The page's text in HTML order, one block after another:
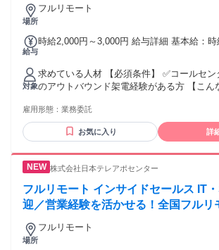
～5日安定して稼働したい ✅Slack・Zoomな
センター 経験を活かして長期的に 活躍し
場所
フルリモート
給与
時給2,000円～3,000円 給与詳細 基本給：
をもとに決定します！ ▼営業経験2年以上（営業実績を考慮）
時給2,000円～2,200円 ▼営業経験3年以上（リーダー・マネジ
メント経験歓迎） 時給2,200円～2,500円 ▼営業経験1年未満
時給1,500円～1,900円 ▼営業経験1～2年 時給1,900円～2,000
に、 選考時にスタート時給を決定します。
対象
求めている人材 【必須条件】 ✅コールセ
のアウトバウンド架電経験がある方 【こんな方にオススメ】
✅SalesforceなどCRMツールの使用経験があ
（保険・不動産・スクール等）での アウト
がある方も歓迎 【応募条件】 ✅ご自身のPCがありインターネ
雇用形態： 業務委託
お気に入り 詳
株式会社日本テレアポセンター
フルリモート インサイドセールス IT
迎／営業経験を活かせる！全国フル
場所
フルリモート